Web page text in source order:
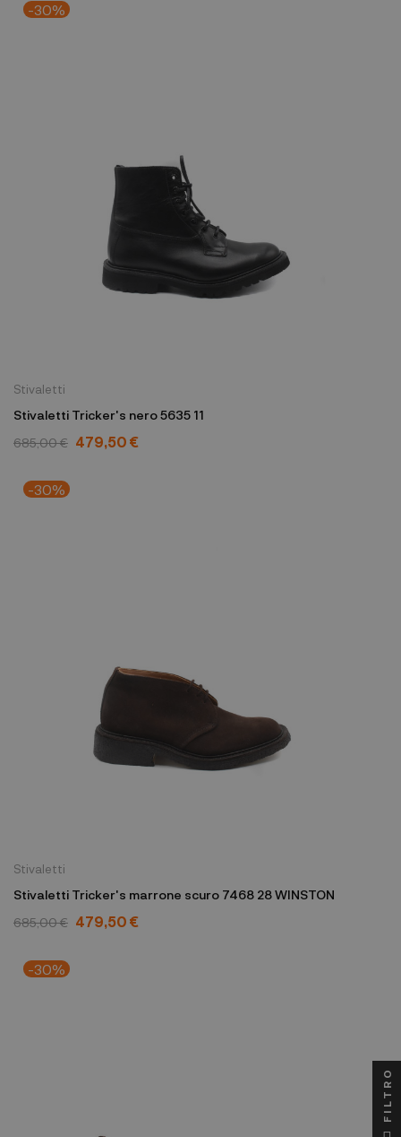
-30%
Stivaletti
Stivaletti Tricker's nero 5635 11
685,00 € 479,50 €
-30%
Stivaletti
Stivaletti Tricker's marrone scuro 7468 28 WINSTON
685,00 € 479,50 €
-30%
FILTRO